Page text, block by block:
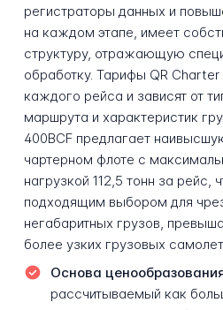
регистраторы данных и
на каждом этапе, имеет
структуру, отражающую
обработку. Тарифы QR
каждого рейса и зависят от
маршрута и характеристик
400BCF предлагает
чартерном флоте с
нагрузкой 112,5 тонн за рейс,
подходящим выбором для
негабаритных грузов,
более узких грузовых
Основа
рассчитываемый как